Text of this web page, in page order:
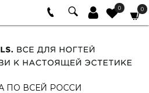
0 0
ПО ВСЕЙ РОССИ